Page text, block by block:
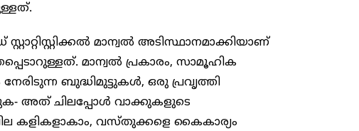
മാന്വൽ അടിസ്ഥാനമാക്കിയാണ്
മാന്വൽ പ്രകാരം, സാമൂഹിക
ബുദ്ധിമുട്ടുകൾ, ഒരു പ്രവൃത്തി
അത് ചിലപ്പോൾ വാക്കുകളുടെ
കളികളാകാം, വസ്തുക്കളെ കൈകാര്യം